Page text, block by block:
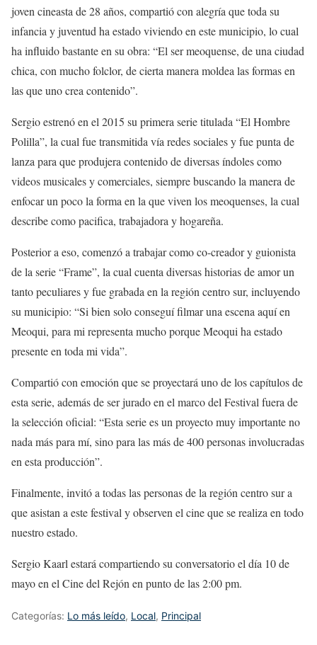
joven cineasta de 28 años, compartió con alegría que toda su
infancia y juventud ha estado viviendo en este municipio, lo cual
ha influido bastante en su obra: “El ser meoquense, de una ciudad
chica, con mucho folclor, de cierta manera moldea las formas en
las que uno crea contenido”.
Sergio estrenó en el 2015 su primera serie titulada “El Hombre
Polilla”, la cual fue transmitida vía redes sociales y fue punta de
lanza para que produjera contenido de diversas índoles como
videos musicales y comerciales, siempre buscando la manera de
enfocar un poco la forma en la que viven los meoquenses, la cual
describe como pacifica, trabajadora y hogareña.
Posterior a eso, comenzó a trabajar como co-creador y guionista
de la serie “Frame”, la cual cuenta diversas historias de amor un
tanto peculiares y fue grabada en la región centro sur, incluyendo
su municipio: “Si bien solo conseguí filmar una escena aquí en
Meoqui, para mi representa mucho porque Meoqui ha estado
presente en toda mi vida”.
Compartió con emoción que se proyectará uno de los capítulos de
esta serie, además de ser jurado en el marco del Festival fuera de
la selección oficial: “Esta serie es un proyecto muy importante no
nada más para mí, sino para las más de 400 personas involucradas
en esta producción”.
Finalmente, invitó a todas las personas de la región centro sur a
que asistan a este festival y observen el cine que se realiza en todo
nuestro estado.
Sergio Kaarl estará compartiendo su conversatorio el día 10 de
mayo en el Cine del Rejón en punto de las 2:00 pm.
Categorías: Lo más leído, Local, Principal